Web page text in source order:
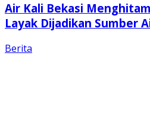
Air Kali Bekasi
Layak Dijadikan Sumber
Berita